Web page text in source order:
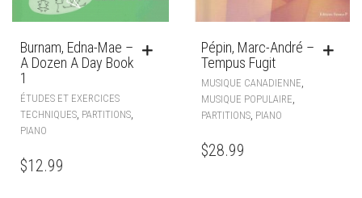
Burnam, Edna-Mae –
A Dozen A Day Book
1
ÉTUDES ET EXERCICES
TECHNIQUES PARTITIONS
PIANO
$12.99
Pépin, Marc-André –
Tempus Fugit
MUSIQUE CANADIENNE
MUSIQUE POPULAIRE
PARTITIONS PIANO
$28.99